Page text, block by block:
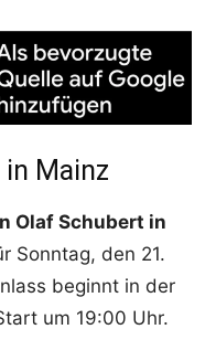
in Mainz
Olaf Schubert in
Sonntag, den 21.
beginnt in der
um 19:00 Uhr.